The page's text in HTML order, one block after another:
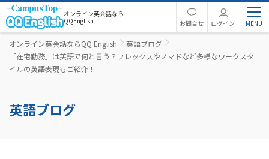
オンライン英会話なら
QQEnglish
お問合せ ログイン
オンライン英会話ならQQ English
英語ブログ
「在宅勤務」は英語で何と言う？フレックスやノマドなど多様なワークスタ
イルの英語表現もご紹介！
英語ブログ